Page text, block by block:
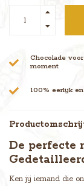
Chocolade
moment
100% eerlijk
De perfecte
Ken jij iemand die